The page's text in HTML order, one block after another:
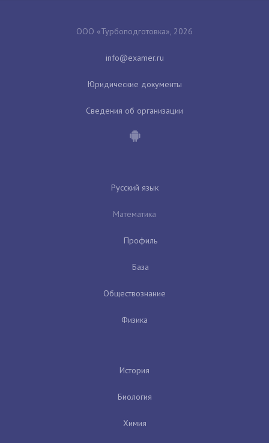
ООО «Турбоподготовка», 2026
Юридические документы
Сведения об организации
Русский язык
Математика
Профиль
База
Обществознание
Физика
История
Биология
Химия